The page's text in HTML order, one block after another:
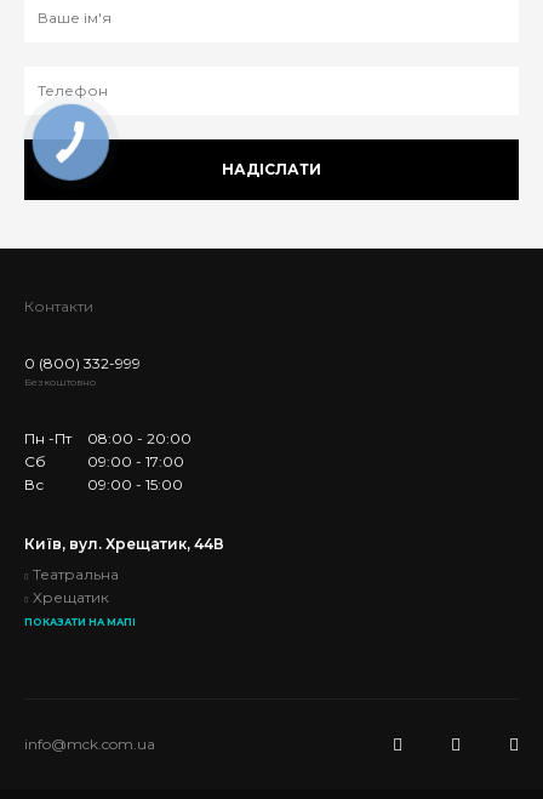
НАДІСЛАТИ
Контакти
0 (800) 332-999
Безкоштовно
Пн -Пт
08:00 - 20:00
Сб
09:00 - 17:00
Вс
09:00 - 15:00
Київ, вул. Хрещатик, 44В
Театральна
Хрещатик
ПОКАЗАТИ НА МАПІ
info@mck.com.ua